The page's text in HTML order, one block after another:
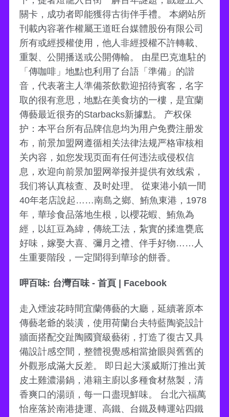
關卡，成功者即能獲得古街伴手禮。 本網站所
刊載內容著作權屬王道旺台媒體股份有限公司
所有或經授權使用，他人非經授權不許轉載、
重製、公開播送或公開傳輸。 由星巴克進駐的
「傳咖啡」地點也利用了台語「準備」的諧
音，代表著主人準備茶飲歡迎招待賓客，名字
取的很有意思，地點在美食坊的一樓，是宜蘭
傳藝最近很夯的Starbacks新據點。 产权保
护：本平台所有品牌信息均为用户免费注册发
布，前景加盟网遵循相关法律法规严格审核相
关内容，如您发现页面有任何违法或侵权信
息，欢迎向前景加盟网举报并提供有效线索，
我们将认真核查、及时处理。 從東港小鎮一間
40年老店說起……南島之鄉、鮪魚東港，1978
年，華珍食品落地生根，以櫻花蝦、鮪魚為
經，以紅豆為緯，傳統工法，紮實的揉進甕底
好味，嫁娶大喜、彌月之禮、伴手好物……人
生重要階段，一定聞得到華珍的餅香。
呷百味: 台灣百味 - 首頁 | Facebook
走入煙波花時間宜蘭傳藝的大廳，延續著原本
傳藝老爺的裝潢，使用荷蘭台夫特藍陶瓷設計
牆面搭配交趾陶國寶級藝術，打造了復古又具
備設計感空間，整體視覺感相當搶眼與舊舊的
外觀形成滿大反差。 即日起大溪威斯汀推出黃
皮土雞濃湯鍋，港籍主廚以多種食材熬製，清
香爽口的湯頭，每一口盡現鮮味。 台北六福萬
怡座落於南港捷運、高鐵、台鐵及轉運站四鐵